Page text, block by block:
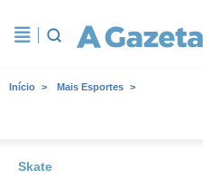
Início Mais Esportes
Skate